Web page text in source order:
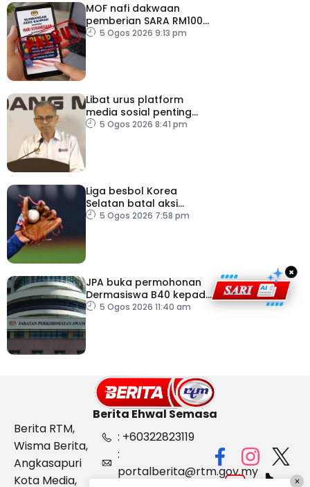
MOF nafi dakwaan
pemberian SARA RM100
sempena Hari
5 Ogos 2026 9:13 pm
Libat urus platform
media sosial penting
bendung perbuatan
5 Ogos 2026 8:41 pm
Liga besbol Korea
Selatan batal aksi
susulan gelombang haba
5 Ogos 2026 7:58 pm
JPA buka permohonan
Dermasiswa B40 kepada
lepasan SPM
5 Ogos 2026 11:40 am
×
Berita Ehwal Semasa
Berita RTM,
Wisma Berita,
Angkasapuri
Kota Media,
: +60322823119
:
portalberita@rtm.gov.my
×